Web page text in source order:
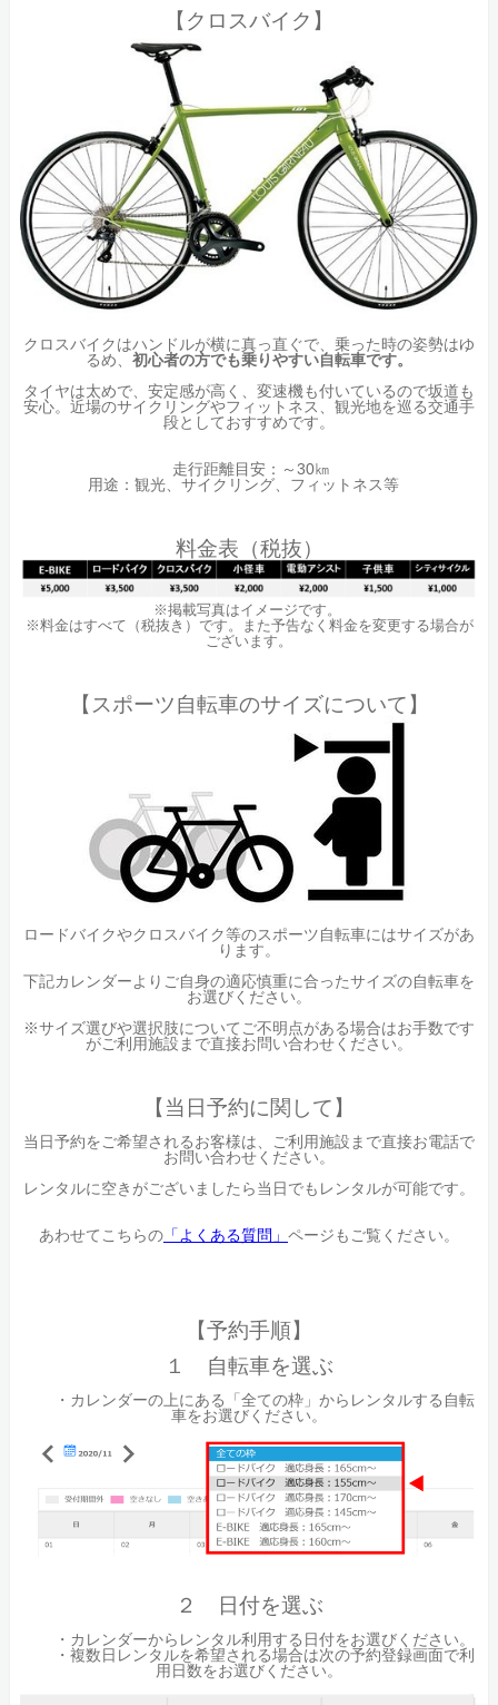
【クロスバイク】
クロスバイクはハンドルが横に真っ直ぐで、乗った時の姿勢はゆ
るめ、 初心者の方でも乗りやすい自転車です。
タイヤは太めで、安定感が高く、変速機も付いているので坂道も
安心。近場のサイクリングやフィットネス、観光地を巡る交通手
段としておすすめです。
走行距離目安：～30㎞
用途：観光、サイクリング、フィットネス等
料金表（税抜）
※掲載写真はイメージです。
※料金はすべて（税抜き）です。また予告なく料金を変更する場合が
ございます。
【スポーツ自転車のサイズについて】
ロードバイクやクロスバイク等のスポーツ自転車にはサイズがあ
ります。
下記カレンダーよりご自身の適応慎重に合ったサイズの自転車を
お選びください。
※サイズ選びや選択肢についてご不明点がある場合はお手数です
がご利用施設まで直接お問い合わせください。
【当日予約に関して】
当日予約をご希望されるお客様は、ご利用施設まで直接お電話で
お問い合わせください。
レンタルに空きがございましたら当日でもレンタルが可能です。
あわせてこちらの 「よくある質問」 ページもご覧ください。
【予約手順】
１ 自転車を選ぶ
・カレンダーの上にある「全ての枠」からレンタルする自転
車をお選びください。
２ 日付を選ぶ
・カレンダーからレンタル利用する日付をお選びください。
・複数日レンタルを希望される場合は次の予約登録画面で利
用日数をお選びください。